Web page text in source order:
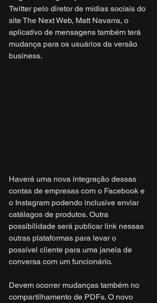
Twitter pelo diretor de mídias sociais do
site The Next Web, Matt Navarra, o
aplicativo de mensagens também terá
mudança para os usuários da versão
business.
Haverá uma nova integração dessas
contas de empresas com o Facebook e
o Instagram podendo inclusive enviar
catálagos de produtos. Outra
possibilidade será publicar link nessas
outras plataformas para levar o
possível cliente para uma janela de
conversa com um funcionário.
Devem ocorrer mudanças também no
compartilhamento de PDFs. O novo